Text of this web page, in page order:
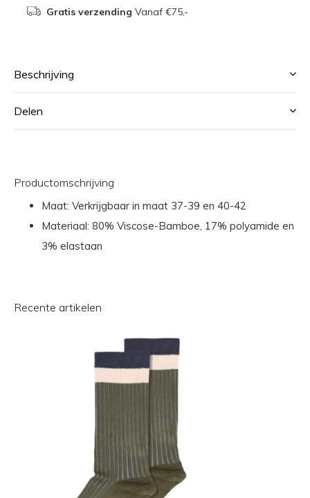
Gratis verzending Vanaf €75,-
Beschrijving
Delen
Productomschrijving
Maat: Verkrijgbaar in maat 37-39 en 40-42
Materiaal: 80% Viscose-Bamboe, 17% polyamide en
3% elastaan
Recente artikelen